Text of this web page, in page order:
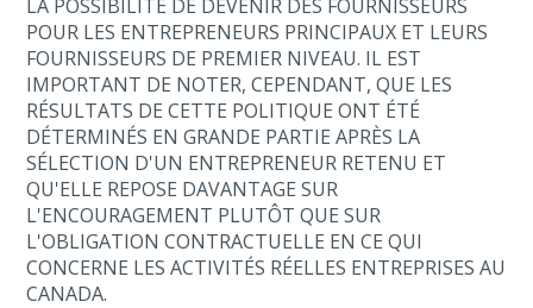
LA POSSIBILITÉ DE DEVENIR DES FOURNISSEURS
POUR LES ENTREPRENEURS PRINCIPAUX ET LEURS
FOURNISSEURS DE PREMIER NIVEAU. IL EST
IMPORTANT DE NOTER, CEPENDANT, QUE LES
RÉSULTATS DE CETTE POLITIQUE ONT ÉTÉ
DÉTERMINÉS EN GRANDE PARTIE APRÈS LA
SÉLECTION D'UN ENTREPRENEUR RETENU ET
QU'ELLE REPOSE DAVANTAGE SUR
L'ENCOURAGEMENT PLUTÔT QUE SUR
L'OBLIGATION CONTRACTUELLE EN CE QUI
CONCERNE LES ACTIVITÉS RÉELLES ENTREPRISES AU
CANADA.